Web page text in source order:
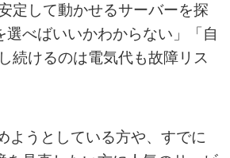
定して動かせるサーバーを探
選べばいいかわからない」「自
続けるのは電気代も故障リス
ようとしている方や、すでに